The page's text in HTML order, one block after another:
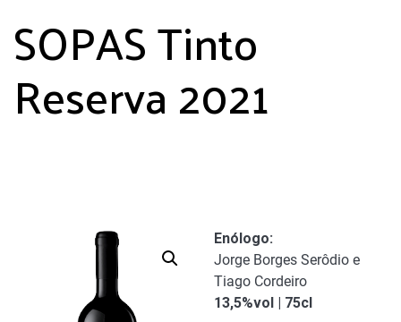
SOPAS Tinto
Reserva 2021
Enólogo:
Jorge Borges Serôdio e
Tiago Cordeiro
13,5%vol | 75cl